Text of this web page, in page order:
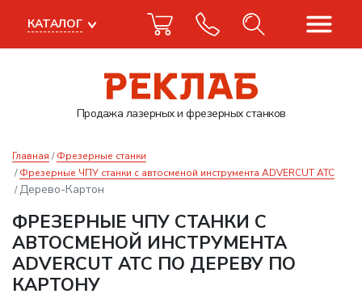
Продажа лазерныхи фрезерных станков
КАТАЛОГ
Главная
Фрезерные станки
Фрезерные ЧПУ станки с автосменой инструмента ADVERCUT ATC
Дерево-Картон
ФРЕЗЕРНЫЕ ЧПУ СТАНКИ С
АВТОСМЕНОЙ ИНСТРУМЕНТА
ADVERCUT ATC ПО ДЕРЕВУ ПО
КАРТОНУ